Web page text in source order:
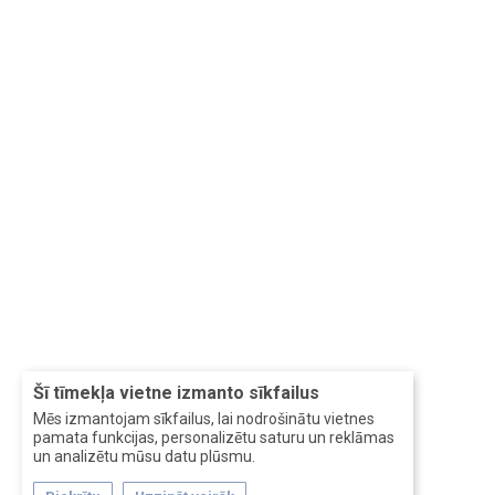
Šī tīmekļa vietne izmanto sīkfailus
Mēs izmantojam sīkfailus, lai nodrošinātu vietnes
pamata funkcijas, personalizētu saturu un reklāmas
un analizētu mūsu datu plūsmu.